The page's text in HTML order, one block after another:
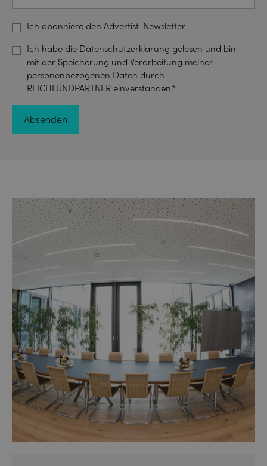
AdTalkIch abonniere den Advertist-Newsletter
Datenschutz(ERFORDERLICH)
Ich habe die Datenschutzerklärung gelesen und bin
mit der Speicherung und Verarbeitung meiner
personenbezogenen Daten durch
REICHLUNDPARTNER einverstanden.*